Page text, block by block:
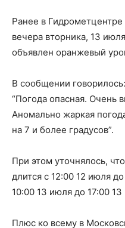
Ранее в
вечера вторника, 13
объявлен оранжевый
В сообщении говорилось:
“Погода опасная. Очень
Аномально жаркая
на 7 и более градусов”.
При этом уточнялось,
длится с 12:00 12 июля
10:00 13 июля до 17:00
Плюс ко всему в